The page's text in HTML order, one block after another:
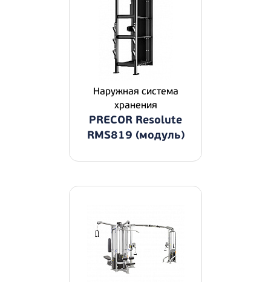
Наружная система
хранения
PRECOR Resolute
RMS819 (модуль)